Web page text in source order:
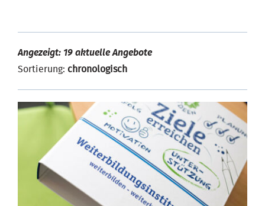
Angezeigt: 19 aktuelle Angebote
Sortierung: chronologisch